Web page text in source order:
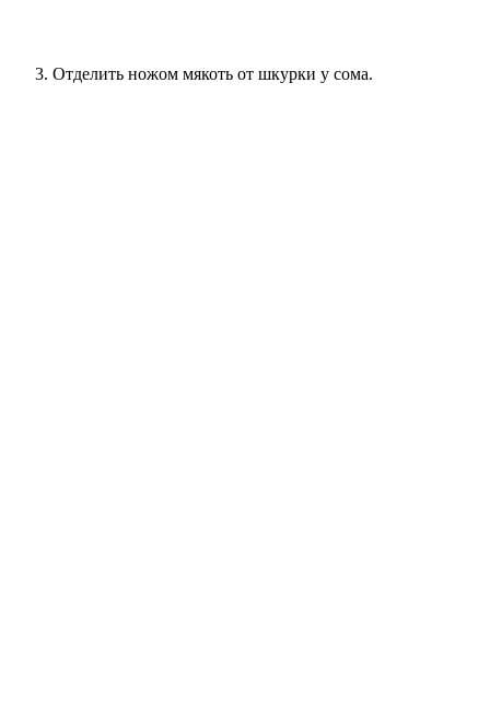
Отделить ножом мякоть от шкурки у сома.